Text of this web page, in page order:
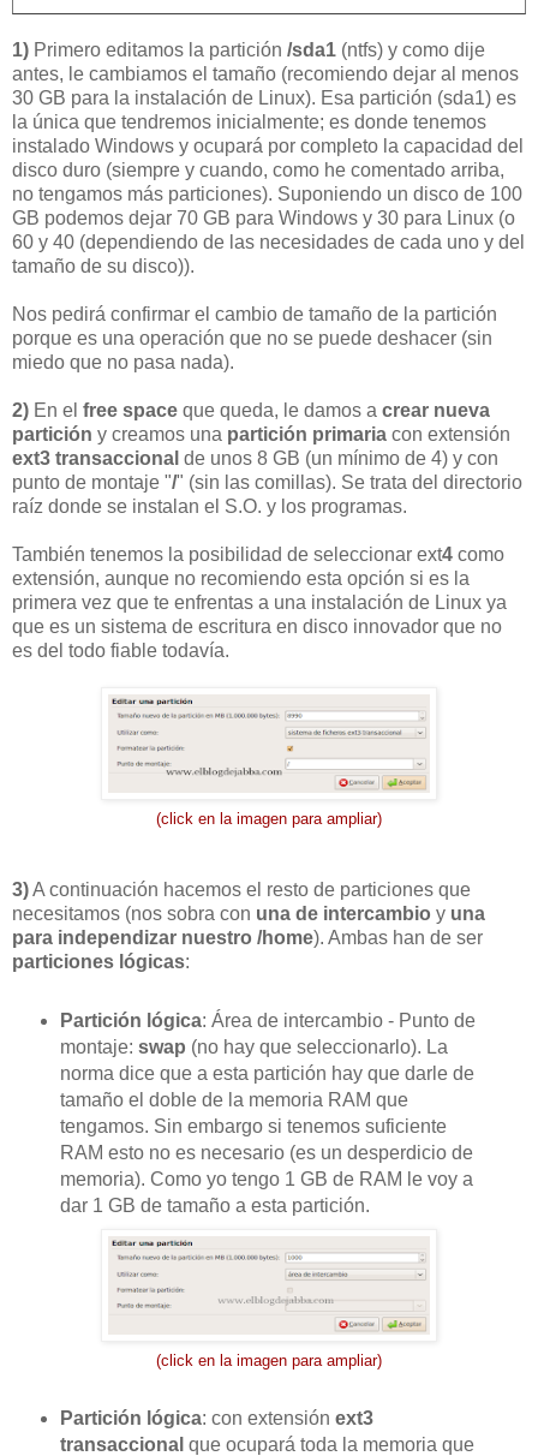
1) Primero editamos la partición /sda1 (ntfs) y como dije
antes, le cambiamos el tamaño (recomiendo dejar al menos
30 GB para la instalación de Linux). Esa partición (sda1) es
la única que tendremos inicialmente; es donde tenemos
instalado Windows y ocupará por completo la capacidad del
disco duro (siempre y cuando, como he comentado arriba,
no tengamos más particiones). Suponiendo un disco de 100
GB podemos dejar 70 GB para Windows y 30 para Linux (o
60 y 40 (dependiendo de las necesidades de cada uno y del
tamaño de su disco)).
Nos pedirá confirmar el cambio de tamaño de la partición
porque es una operación que no se puede deshacer (sin
miedo que no pasa nada).
2) En el free space que queda, le damos a crear nueva
partición y creamos una partición primaria con extensión
ext3 transaccional de unos 8 GB (un mínimo de 4) y con
punto de montaje "/" (sin las comillas). Se trata del directorio
raíz donde se instalan el S.O. y los programas.
También tenemos la posibilidad de seleccionar ext4 como
extensión, aunque no recomiendo esta opción si es la
primera vez que te enfrentas a una instalación de Linux ya
que es un sistema de escritura en disco innovador que no
es del todo fiable todavía.
(click en la imagen para ampliar)
3)A continuación hacemos el resto de particiones que
necesitamos (nos sobra con una de intercambio y una
para independizar nuestro /home). Ambas han de ser
particiones lógicas:
Partición lógica: Área de intercambio - Punto de
montaje: swap (no hay que seleccionarlo). La
norma dice que a esta partición hay que darle de
tamaño el doble de la memoria RAM que
tengamos. Sin embargo si tenemos suficiente
RAM esto no es necesario (es un desperdicio de
memoria). Como yo tengo 1 GB de RAM le voy a
dar 1 GB de tamaño a esta partición.
(click en la imagen para ampliar)
Partición lógica: con extensión ext3
transaccional que ocupará toda la memoria que